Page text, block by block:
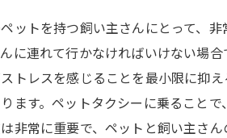
ットを持つ飼い主さんにとって、
に連れて行かなければいけない場
トレスを感じることを最小限に抑
ます。ペットタクシーに乗ること
非常に重要で、ペットと飼い主さ